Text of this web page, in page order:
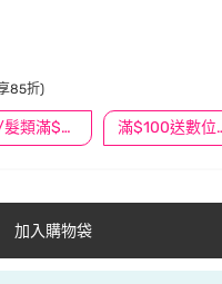
民生/髮類滿$388送舒潔冰巾 滿
85折)
加入購物袋